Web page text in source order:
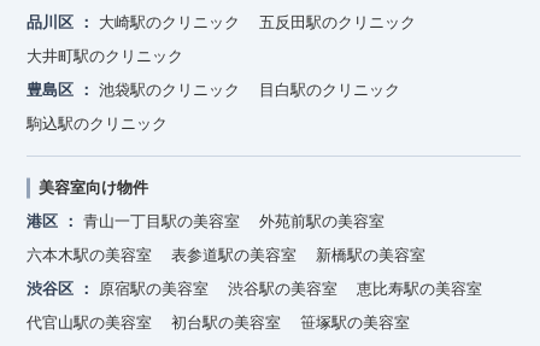
品川区
大崎駅のクリニック
五反田駅のクリニック
大井町駅のクリニック
豊島区
池袋駅のクリニック
目白駅のクリニック
駒込駅のクリニック
美容室向け物件
港区
青山一丁目駅の美容室
外苑前駅の美容室
六本木駅の美容室
表参道駅の美容室
新橋駅の美容室
渋谷区
原宿駅の美容室 渋谷駅の美容室
恵比寿駅の美容室
代官山駅の美容室
初台駅の美容室
笹塚駅の美容室